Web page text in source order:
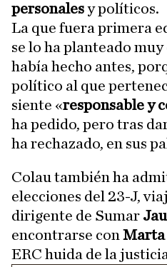
personalesy políticos.
La que fuera primera
se lo ha planteado
había hecho antes,
político al que
siente «responsable y
ha pedido, pero tras
ha rechazado, en sus
Colau también ha
elecciones del 23-J,
dirigente de Sumar
encontrarse con Marta
ERC huida de la